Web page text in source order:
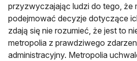
przyzwyczajając ludzi do tego, że
podejmować decyzje dotyczące
zdają się nie rozumieć, że jest to
metropolia z prawdziwego
administracyjny. Metropolia